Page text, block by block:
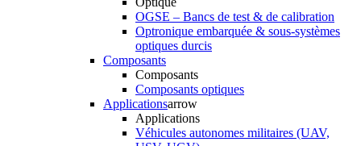
OGSE – Bancs de test & de calibration
Optronique embarquée & sous-systèmes
optiques durcis
Composants
Composants
Composants optiques
Applicationsarrow
Applications
Véhicules autonomes militaires (UAV,